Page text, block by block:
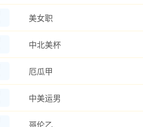
美女职
中北美杯
厄瓜甲
中美运男
哥伦乙